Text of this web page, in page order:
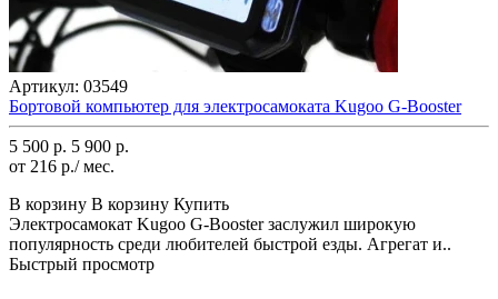
Артикул: 03549
Бортовой компьютер для электросамоката Kugoo G-Booster
5 500 р. 5 900 р.
от 216 р./ мес.
В корзину В корзину Купить
Электросамокат Kugoo G-Booster заслужил широкую
популярность среди любителей быстрой езды. Агрегат и..
Быстрый просмотр